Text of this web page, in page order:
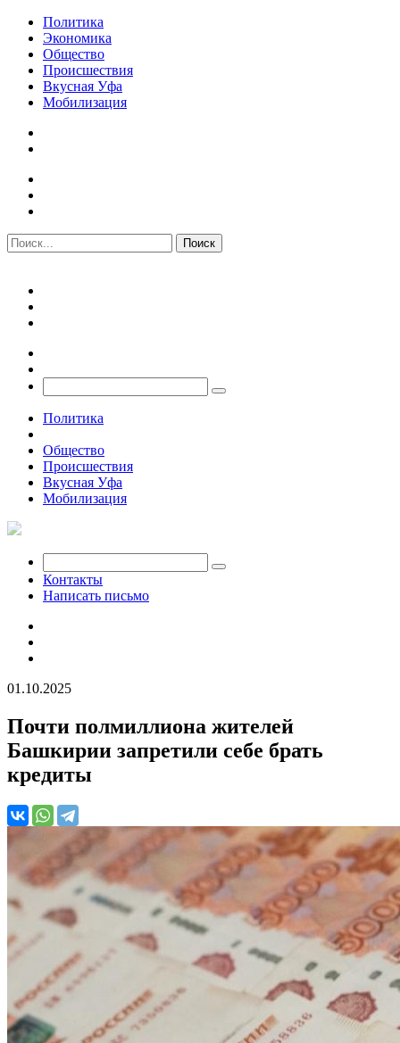
Политика
Экономика
Общество
Происшествия
Вкусная Уфа
Мобилизация
Политика
Общество
Происшествия
Вкусная Уфа
Мобилизация
Контакты
Написать письмо
01.10.2025
Почти полмиллиона жителей
Башкирии запретили себе брать
кредиты